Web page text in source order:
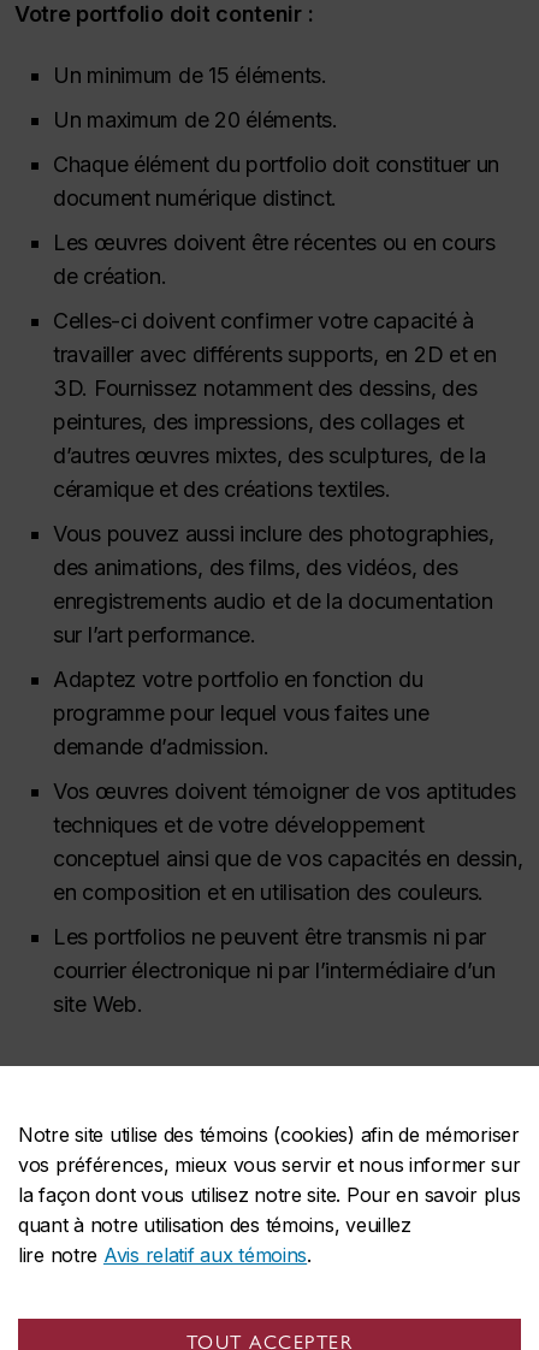
Notre site utilise des témoins (cookies) afin de mémoriser
vos préférences, mieux vous servir et nous informer sur
la façon dont vous utilisez notre site. Pour en savoir plus
quant à notre utilisation des témoins, veuillez
lire notre Avis relatif aux témoins.
TOUT ACCEPTER
Votre portfolio doit contenir :
Un minimum de 15 éléments.
Un maximum de 20 éléments.
Chaque élément du portfolio doit constituer un
document numérique distinct.
Les œuvres doivent être récentes ou en cours
de création.
Celles-ci doivent confirmer votre capacité à
travailler avec différents supports, en 2D et en
3D. Fournissez notamment des dessins, des
peintures, des impressions, des collages et
d’autres œuvres mixtes, des sculptures, de la
céramique et des créations textiles.
Vous pouvez aussi inclure des photographies,
des animations, des films, des vidéos, des
enregistrements audio et de la documentation
sur l’art performance.
Adaptez votre portfolio en fonction du
programme pour lequel vous faites une
demande d’admission.
Vos œuvres doivent témoigner de vos aptitudes
techniques et de votre développement
conceptuel ainsi que de vos capacités en dessin,
en composition et en utilisation des couleurs.
Les portfolios ne peuvent être transmis ni par
courrier électronique ni par l’intermédiaire d’un
site Web.
Votre lettre de motivation, qui peut être rédigée en
anglais ou en français, doit être imprimée sur papier
et ne pas dépasser une (1) page. De façon générale,
vous y présentez votre formation et vos expériences
des programmes auxquels vous posez votre